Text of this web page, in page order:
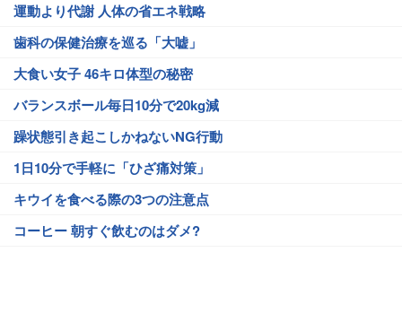
運動より代謝 人体の省エネ戦略
歯科の保健治療を巡る「大嘘」
大食い女子 46キロ体型の秘密
バランスボール毎日10分で20kg減
躁状態引き起こしかねないNG行動
1日10分で手軽に「ひざ痛対策」
キウイを食べる際の3つの注意点
コーヒー 朝すぐ飲むのはダメ?